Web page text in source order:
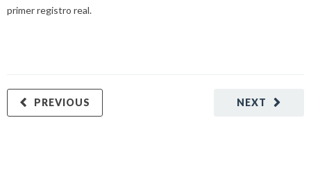
primer registro real.
NEXT
PREVIOUS